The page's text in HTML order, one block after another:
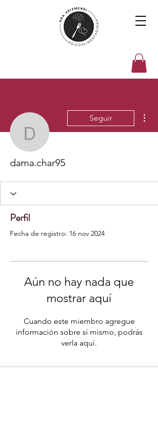
dama.char95
Seguir
dama.char95
Perfil
Fecha de registro: 16 nov 2024
Aún no hay nada que
mostrar aquí
Cuando este miembro agregue
información sobre sí mismo, podrás
verla aquí.